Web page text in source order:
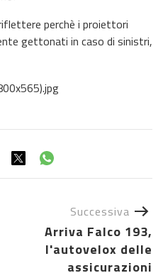
perchè i proiettori
gettonati in caso di sinistri,
Successiva
Arriva Falco 193,
l'autovelox delle
assicurazioni